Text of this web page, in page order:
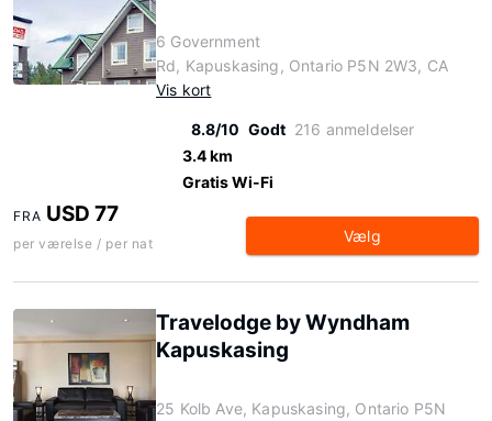
6 Government
Rd, Kapuskasing, Ontario P5N 2W3, CA
Vis kort
8.8/10 Godt 216 anmeldelser
3.4 km
Gratis Wi-Fi
FRA USD 77
per værelse / per nat Vælg
Travelodge by Wyndham
Kapuskasing
25 Kolb Ave, Kapuskasing, Ontario P5N